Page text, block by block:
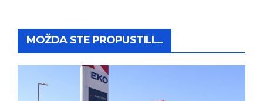
MOŽDA STE PROPUSTILI...